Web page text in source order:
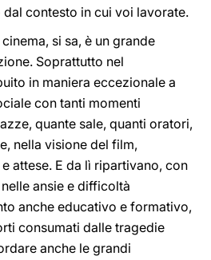
contesto in cui voi lavorate.
cinema, si sa, è un grande
Soprattutto nel
in maniera eccezionale a
con tanti momenti
quante sale, quanti oratori,
nella visione del film,
attese. E da lì ripartivano, con
ansie e difficoltà
anche educativo e formativo,
consumati dalle tragedie
anche le grandi